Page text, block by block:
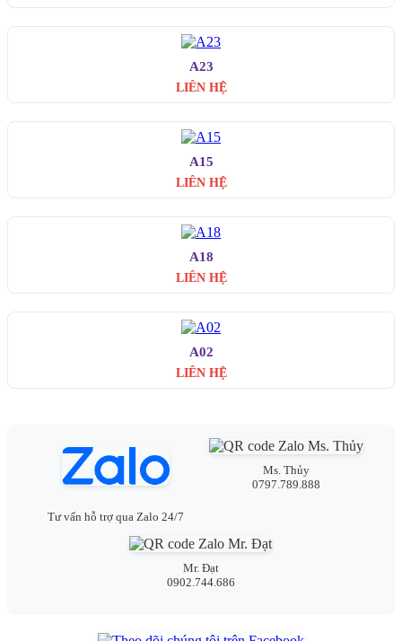
A23
LIÊN HỆ
A15
LIÊN HỆ
A18
LIÊN HỆ
A02
LIÊN HỆ
Tư vấn hỗ trợ qua Zalo 24/7
Ms. Thủy
0797.789.888
Mr. Đạt
0902.744.686